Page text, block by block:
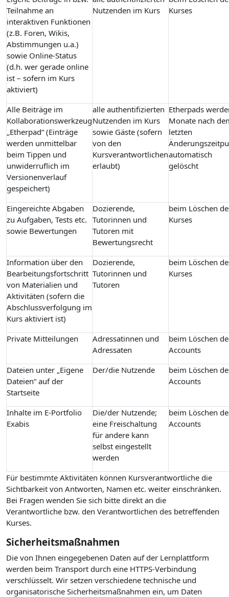
Teilnahme an
interaktiven Funktionen
(z.B. Foren, Wikis,
Abstimmungen u.a.)
sowie Online-Status
(d.h. wer gerade online
ist – sofern im Kurs
aktiviert)
Nutzenden im Kurs
Kurses
Alle Beiträge im
Kollaborationswerkzeug
„Etherpad“ (Einträge
werden unmittelbar
beim Tippen und
unwiderruflich im
Versionenverlauf
gespeichert)
alle authentifizierten
Nutzenden im Kurs
sowie Gäste (sofern
von den
Kursverantwortlichen
erlaubt)
Etherpads
Monate nach
letzten
automatisch
gelöscht
Eingereichte Abgaben
zu Aufgaben, Tests etc.
sowie Bewertungen
Dozierende,
Tutorinnen und
Tutoren mit
Bewertungsrecht
beim Löschen
Kurses
Information über den
Bearbeitungsfortschritt
von Materialien und
Aktivitäten (sofern die
Abschlussverfolgung im
Kurs aktiviert ist)
Dozierende,
Tutorinnen und
Tutoren
beim Löschen
Kurses
Private Mitteilungen
Adressatinnen und
Adressaten
beim Löschen
Accounts
Dateien unter „Eigene
Dateien“ auf der
Startseite
Der/die Nutzende
beim Löschen
Accounts
Inhalte im E-Portfolio
Exabis
Die/der Nutzende;
eine Freischaltung
für andere kann
selbst eingestellt
werden
beim Löschen
Accounts
Für bestimmte Aktivitäten können Kursverantwortliche die
Sichtbarkeit von Antworten, Namen etc. weiter einschränken.
Bei Fragen wenden Sie sich bitte direkt an die
Verantwortliche bzw. den Verantwortlichen des betreffenden
Kurses.
Sicherheitsmaßnahmen
Die von Ihnen eingegebenen Daten auf der Lernplattform
werden beim Transport durch eine HTTPS-Verbindung
verschlüsselt. Wir setzen verschiedene technische und
organisatorische Sicherheitsmaßnahmen ein, um Daten